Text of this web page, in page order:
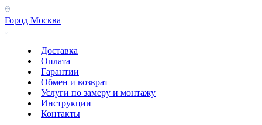
Город Москва
Доставка
Оплата
Гарантии
Обмен и возврат
Услуги по замеру и монтажу
Инструкции
Контакты